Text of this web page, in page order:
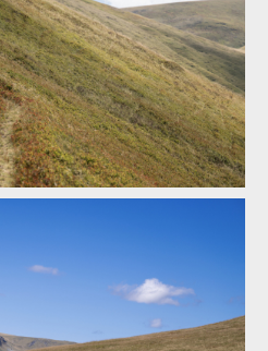
v Rumunsku je velkolepý
v Rumunsku je velkolepý
v Rumunsku je velkolepý
v Rumunsku je velkolepý
v Rumunsku je velkolepý